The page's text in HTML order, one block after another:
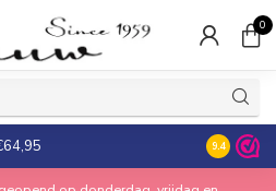
0
30 dagen
9.4